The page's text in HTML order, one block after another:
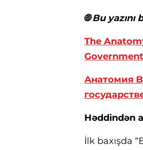
🌐 Bu
The
Анатомия
Həddindən
İlk baxışda